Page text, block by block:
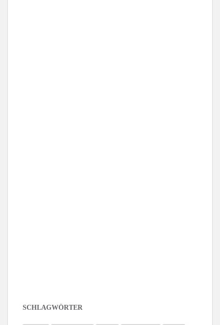
SCHLAGWÖRTER